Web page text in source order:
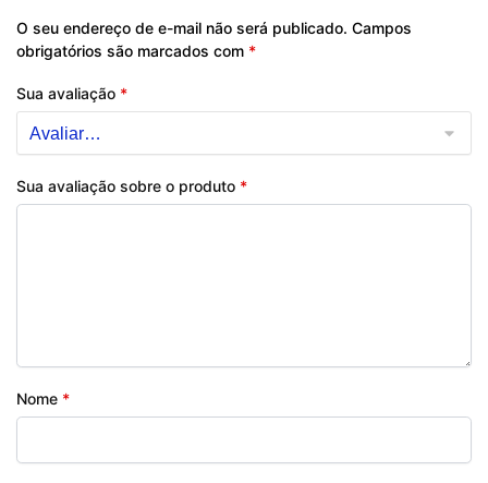
O seu endereço de e-mail não será publicado. Campos
obrigatórios são marcados com *
Sua avaliação *
Sua avaliação sobre o produto *
Nome *